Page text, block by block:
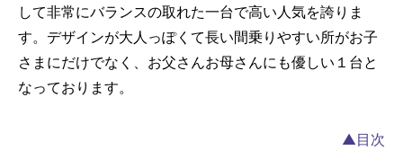
して非常にバランスの取れた一台で高い人気を誇りま
す。デザインが大人っぽくて長い間乗りやすい所がお子
さまにだけでなく、お父さんお母さんにも優しい１台と
なっております。
▲目次